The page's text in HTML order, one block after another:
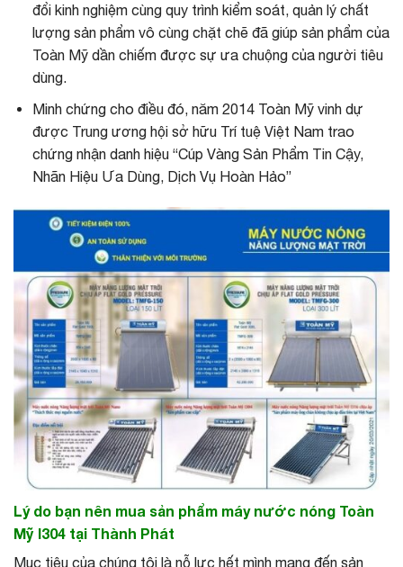
đổi kinh nghiệm cùng quy trình kiểm soát, quản lý chất
lượng sản phẩm vô cùng chặt chẽ đã giúp sản phẩm của
Toàn Mỹ dần chiếm được sự ưa chuộng của người tiêu
dùng.
Minh chứng cho điều đó, năm 2014 Toàn Mỹ vinh dự
được Trung ương hội sở hữu Trí tuệ Việt Nam trao
chứng nhận danh hiệu “Cúp Vàng Sản Phẩm Tin Cậy,
Nhãn Hiệu Ưa Dùng, Dịch Vụ Hoàn Hảo”
Lý do bạn nên mua sản phẩm máy nước nóng Toàn
Mỹ I304 tại Thành Phát
Mục tiêu của chúng tôi là nỗ lực hết mình mang đến sản